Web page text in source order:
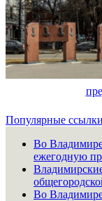
Популярные ссылки
Во
ежегодную
Во